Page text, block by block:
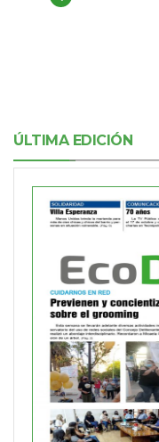
ÚLTIMA EDICIÓN